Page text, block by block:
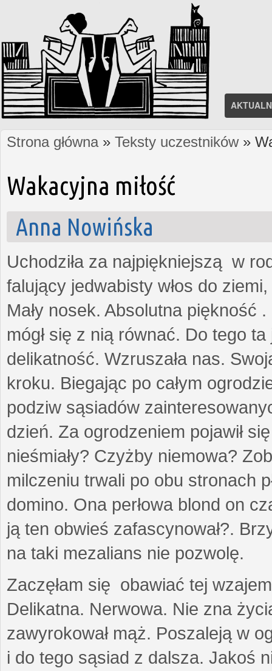
Jesteś tutaj
Strona główna» Teksty uczestników»
Wakacyjna miłość
Anna Nowińska
Uchodziła za najpiękniejszą w
falujący jedwabisty włos do
Mały nosek. Absolutna piękność
mógł się z nią równać. Do tego
delikatność. Wzruszała nas.
kroku. Biegając po całym
podziw sąsiadów
dzień. Za ogrodzeniem pojawił
nieśmiały? Czyżby niemowa?
milczeniu trwali po obu stronach
domino. Ona perłowa blond on
ją ten obwieś zafascynował?.
na taki mezalians nie pozwolę.
Zaczęłam się obawiać tej
Delikatna. Nerwowa. Nie zna
zawyrokował mąż. Poszaleją w
i do tego sąsiad z dalsza. Jakoś